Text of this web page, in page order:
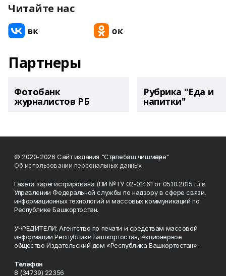
Читайте нас
Партнеры
Фотобанк
журналистов РБ
Рубрика "Еда и
напитки"
© 2020-2026 Сайт издания "Стәрлебаш чишмәләре"
Об использовании персональных данных
Газета зарегистрирована (ПИ №ТУ 02-01461 от 05.10.2015 г.) в
Управлении Федеральной службы по надзору в сфере связи,
информационных технологий и массовых коммуникаций по
Республике Башкортостан.
УЧРЕДИТЕЛИ: Агентство по печати и средствам массовой
информации Республики Башкортостан, Акционерное
общество Издательский дом «Республика Башкортостан».
Телефон
8 (34739) 22356